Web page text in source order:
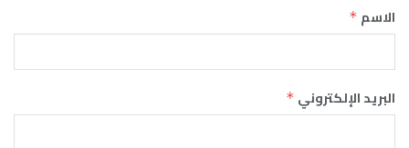
الاسم *
البريد الإلكتروني *